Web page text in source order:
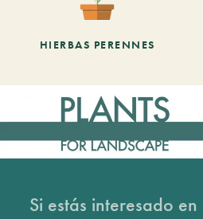
HIERBAS PERENNES
Si estás interesado